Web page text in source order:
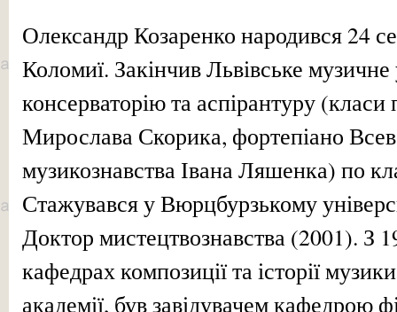
Олександр Козаренко народився 24
Коломиї. Закінчив Львівське
консерваторію та аспірантуру (класи
Мирослава Скорика, фортепіано
музикознавства Івана Ляшенка) по
Стажувався у Вюрцбурзькому
Доктор мистецтвознавства (2001). З
кафедрах композиції та історії
академії, був завідувачем кафедрою